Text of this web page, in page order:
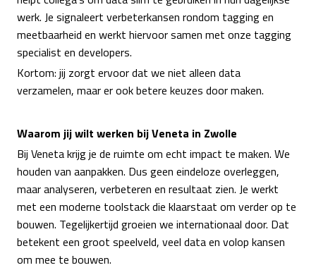
werk. Je signaleert verbeterkansen rondom tagging en
meetbaarheid en werkt hiervoor samen met onze tagging
specialist en developers.
Kortom: jij zorgt ervoor dat we niet alleen data
verzamelen, maar er ook betere keuzes door maken.
Waarom jij wilt werken bij Veneta in Zwolle
Bij Veneta krijg je de ruimte om echt impact te maken. We
houden van aanpakken. Dus geen eindeloze overleggen,
maar analyseren, verbeteren en resultaat zien. Je werkt
met een moderne toolstack die klaarstaat om verder op te
bouwen. Tegelijkertijd groeien we internationaal door. Dat
betekent een groot speelveld, veel data en volop kansen
om mee te bouwen.